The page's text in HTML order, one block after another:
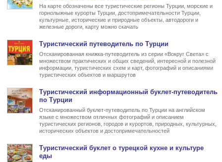
На карте обозначены все туристические регионы Турции, морские и
горнолыжные курорты Турции, достопримечательности Турции,
культурные, исторические и природные объекты, автодороги и
железные дороги, карту можно скачать
Туристический путеводитель по Турции
Отсканированная книжка-путеводитель из серии «Вокруг Света» с
множеством практических и общих сведений, интересной и полезной
информации, туристических схем и карт, фотографий и описаниями
туристических объектов и маршрутов
Туристический информационный буклет-путеводитель
по Турции
Отсканированный буклет-путеводитель по Турции на английском
языке с множеством отличных фотографий и описанием
туристических регионов, городов и курортов, природных, культурных,
исторических объектов и достопримечательностей
Туристический буклет о турецкой кухнеи культуре
еды